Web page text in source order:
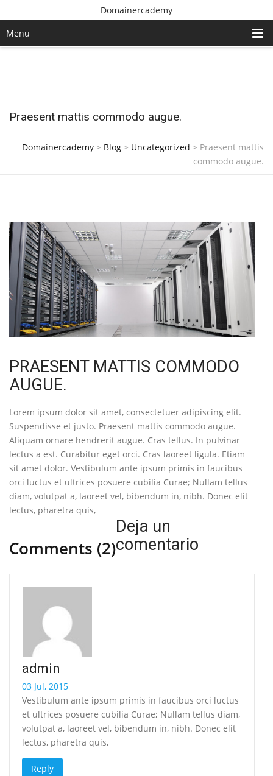
Domainercademy
Menu
Praesent mattis commodo augue.
Domainercademy > Blog > Uncategorized > Praesent mattis
commodo augue.
PRAESENT MATTIS COMMODO
AUGUE.
Lorem ipsum dolor sit amet, consectetuer adipiscing elit.
Suspendisse et justo. Praesent mattis commodo augue.
Aliquam ornare hendrerit augue. Cras tellus. In pulvinar
lectus a est. Curabitur eget orci. Cras laoreet ligula. Etiam
sit amet dolor. Vestibulum ante ipsum primis in faucibus
orci luctus et ultrices posuere cubilia Curae; Nullam tellus
diam, volutpat a, laoreet vel, bibendum in, nibh. Donec elit
lectus, pharetra quis,
Comments (2)
admin
03 Jul, 2015
Vestibulum ante ipsum primis in faucibus orci luctus
et ultrices posuere cubilia Curae; Nullam tellus diam,
volutpat a, laoreet vel, bibendum in, nibh. Donec elit
lectus, pharetra quis,
Reply
Deja un
comentario